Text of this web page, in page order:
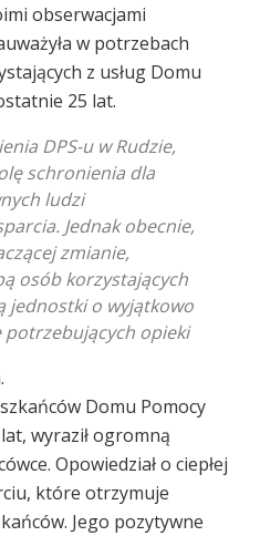
obserwacjami
w potrzebach
z usług Domu
25 lat.
DPS-u w Rudzie,
schronienia dla
ludzi
Jednak obecnie,
zmianie,
osób korzystających
jednostki o wyjątkowo
potrzebujących opieki
Domu Pomocy
wyraził ogromną
Opowiedział o ciepłej
które otrzymuje
Jego pozytywne